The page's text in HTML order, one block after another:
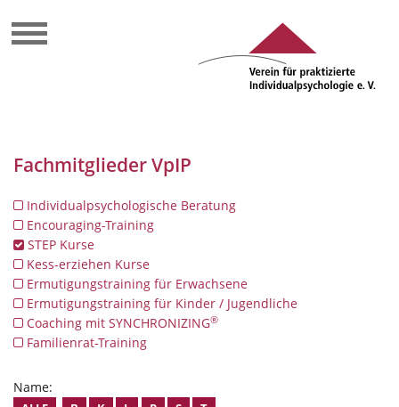
Fachmitglieder VpIP
Individualpsychologische Beratung
Encouraging-Training
STEP Kurse
Kess-erziehen Kurse
Ermutigungstraining für Erwachsene
Ermutigungstraining für Kinder / Jugendliche
Coaching mit SYNCHRONIZING®
Familienrat-Training
Name: